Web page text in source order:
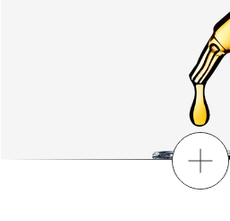
클라랑스 바디 퍼밍
제품이 특별한 이유는 무엇인가요?
더보기